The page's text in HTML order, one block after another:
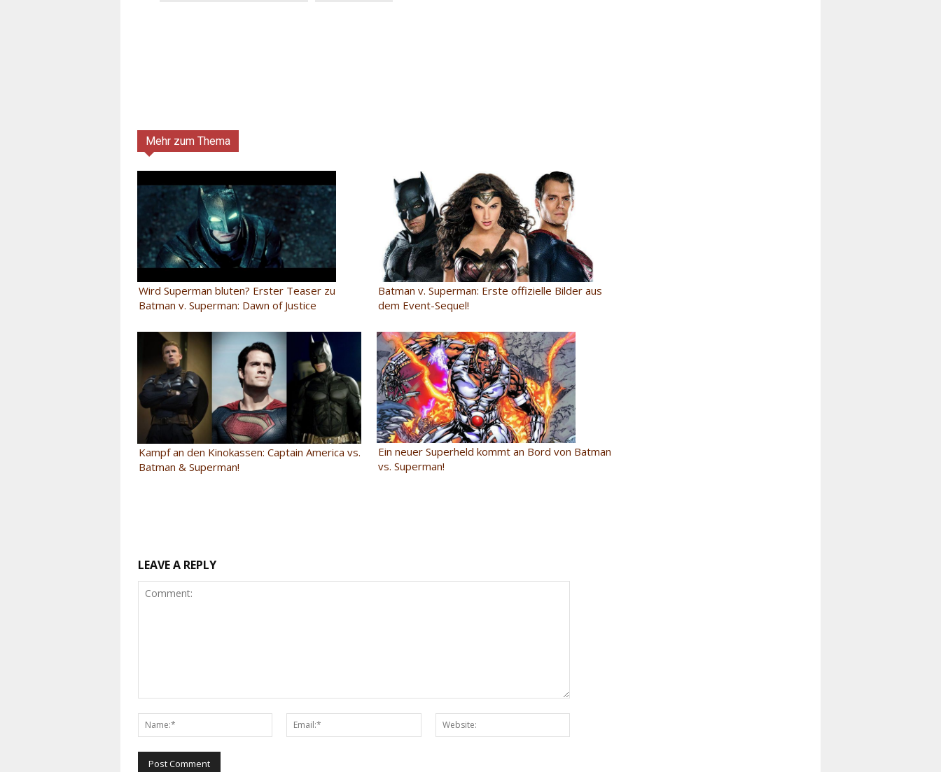
Mehr zum Thema
Wird Superman bluten? Erster Teaser zu
Batman v. Superman: Dawn of Justice
Batman v. Superman: Erste offizielle Bilder aus
dem Event-Sequel!
Kampf an den Kinokassen: Captain America vs.
Batman & Superman!
Ein neuer Superheld kommt an Bord von Batman
vs. Superman!
LEAVE A REPLY
Name:*
Email:*